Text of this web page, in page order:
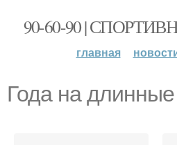
90-60-90 |
главная
Года на